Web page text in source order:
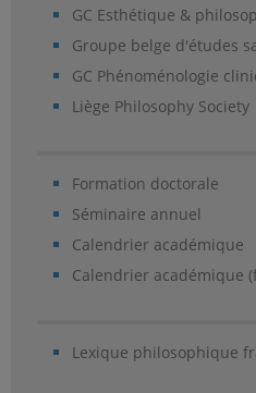
GC Esthétique &
Groupe belge d'études
GC Phénoménologie
Liège Philosophy Society
Formation doctorale
Séminaire annuel
Calendrier académique
Calendrier académique
Lexique philosophique